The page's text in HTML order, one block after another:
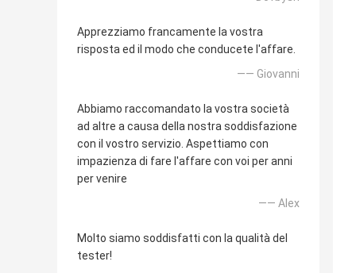
Apprezziamo francamente la vostra
risposta ed il modo che conducete l'affare.
—— Giovanni
Abbiamo raccomandato la vostra società
ad altre a causa della nostra soddisfazione
con il vostro servizio. Aspettiamo con
impazienza di fare l'affare con voi per anni
per venire
—— Alex
Molto siamo soddisfatti con la qualità del
tester!